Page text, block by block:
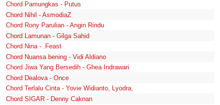
Chord Pamungkas - Putus
Chord Nihil - AsmodiaZ
Chord Rony Parulian - Angin Rindu
Chord Lamunan - Gilga Sahid
Chord Nina - .Feast
Chord Nuansa bening - Vidi Aldiano
Chord Jiwa Yang Bersedih - Ghea Indrawari
Chord Dealova - Once
Chord Terlalu Cinta - Yovie Widianto, Lyodra,
Chord SIGAR - Denny Caknan